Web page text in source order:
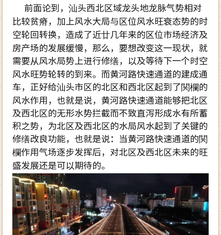
前面论到，汕头西北区域龙头地龙脉气势相对
比较贫瘠，加上风水大局与区位风水旺衰态势的时
空轮回转换，造成了近廿几年来的区位市场经济及
房产场的发展缓慢，那么，要想改变这一现状，就
需要从风水局势上进行修缮，以及等待下一个时空
风水旺势轮转的到来。而黄河路快速通道的建成通
车，正好给汕头市区的北区和西北区起到了関欄的
风水作用，也就是说，黄河路快速通道能够把北区
及西北区的无形水势拦截而不致直泻形成水有所蓄
积之势，为北区及西北区的水局风水起到了关键的
修缮改良功能，也就是说：当黄河路快速通道的関
欄作用气场逐步发挥后，对北区及西北区未来的旺
盛发展还是可以期待的。